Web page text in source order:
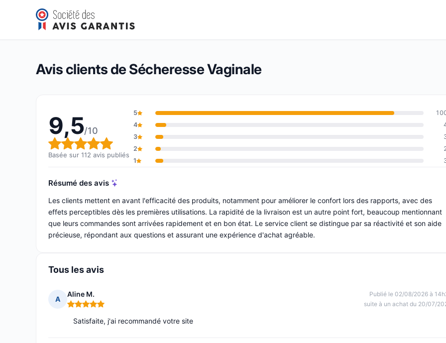
Sécheresse Vaginale
Note globale : 9,5 sur 10
9,5/10(112 avis)
Avis clients de Sécheresse Vaginale
9,5/10
Note globale : 9,5 sur 10
Basée sur 112 avis publiés
5
4
3
2
1
Résumé des avis
Les clients mettent en avant l'efficacité des produits, notamment pour améliorer le confort lors des rapports, avec des
effets perceptibles dès les premières utilisations. La rapidité de la livraison est un autre point fort, beaucoup mentionnant
que leurs commandes sont arrivées rapidement et en bon état. Le service client se distingue par sa réactivité et son aide
précieuse, répondant aux questions et assurant une expérience d'achat agréable.
Tous les avis
A
Aline M.
Note : 5 sur 5
Publié le 02/08/2026 à
suite à un achat du 20/07/
Satisfaite, j'ai recommandé votre site